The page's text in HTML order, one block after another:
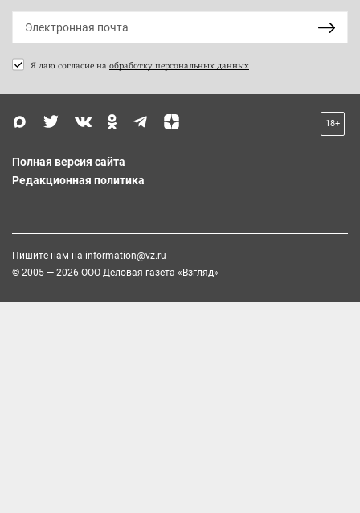
Я даю согласие на обработку персональных данных
18+
Полная версия сайта
Редакционная политика
Пишите нам на information@vz.ru
© 2005 — 2026 ООО Деловая газета «Взгляд»